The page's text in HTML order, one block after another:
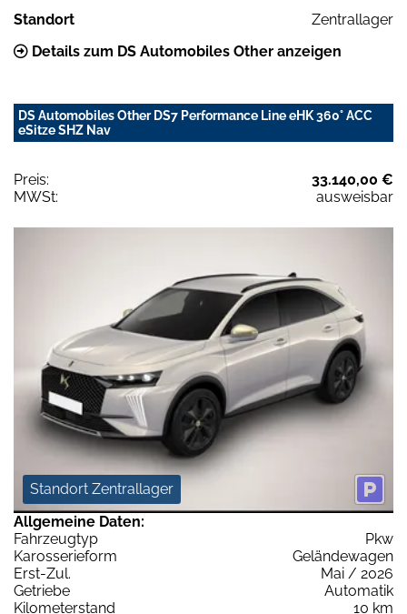
Standort
Zentrallager
Details zum DS Automobiles Other anzeigen
DS Automobiles Other DS7 Performance Line eHK 360° ACC
eSitze SHZ Nav
Preis:
33.140,00 €
MWSt:
ausweisbar
Standort Zentrallager
Allgemeine Daten:
Fahrzeugtyp
Pkw
Karosserieform
Geländewagen
Erst-Zul.
Mai / 2026
Getriebe
Automatik
Kilometerstand
10 km